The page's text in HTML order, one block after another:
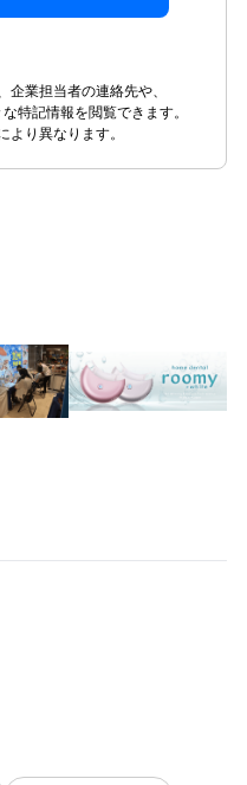
企業担当者の連絡先や、
特記情報を閲覧できます。
り異なります。